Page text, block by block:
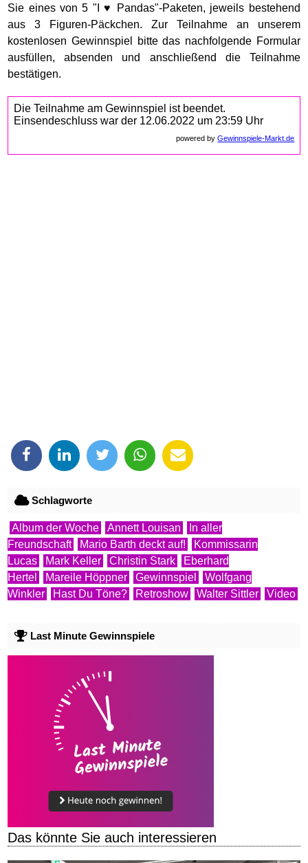
Sie eines von 5 "I ♥ Pandas"-Paketen, jeweils bestehend
aus 3 Figuren-Päckchen. Zur Teilnahme an unserem
kostenlosen Gewinnspiel bitte das nachfolgende Formular
ausfüllen, absenden und anschließend die Teilnahme
bestätigen.
Schlagworte
Album der Woche Annett Louisan
In aller
Freundschaft
Mario Barth deckt auf!
Kommissarin
Lucas
Mark Keller Christin Stark
Eberhard
Hertel
Mareile Höppner Gewinnspiel
Wolfgang
Winkler
Hast Du Töne? Retroshow Walter Sittler Video
Last Minute Gewinnspiele
Das könnte Sie auch interessieren